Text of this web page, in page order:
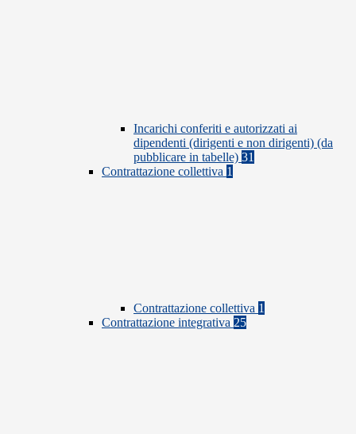
Incarichi conferiti e autorizzati ai
dipendenti (dirigenti e non dirigenti) (da
pubblicare in tabelle) 31
Contrattazione collettiva 1
Contrattazione collettiva 1
Contrattazione integrativa 25